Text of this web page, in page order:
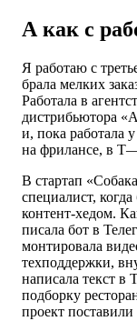
А как с
Я работаю с
брала мелких
Работала в
дистрибьютора
и, пока работала
на фрилансе, в
В стартап
специалист,
контент-хедом.
писала бот в
монтировала
техподдержки,
написала текст
подборку
проект поставили